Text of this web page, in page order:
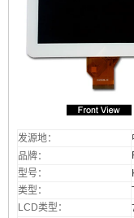
发源地：
品牌：
型号：
类型：
LCD类型：